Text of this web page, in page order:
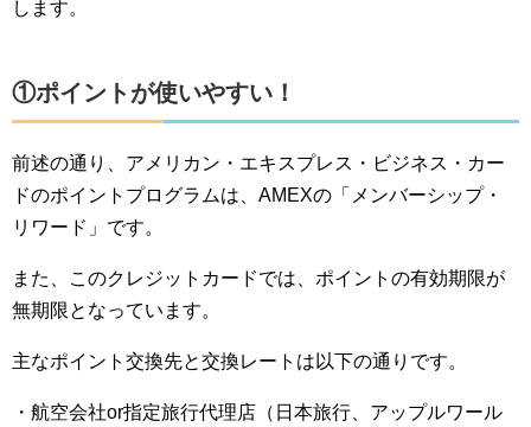
します。
①ポイントが使いやすい！
前述の通り、アメリカン・エキスプレス・ビジネス・カー
ドのポイントプログラムは、AMEXの「メンバーシップ・
リワード」です。
また、このクレジットカードでは、ポイントの有効期限が
無期限となっています。
主なポイント交換先と交換レートは以下の通りです。
・航空会社or指定旅行代理店（日本旅行、アップルワール